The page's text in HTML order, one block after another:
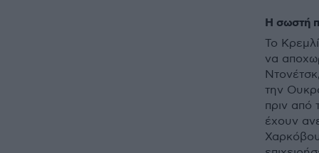
Η σωστή
Το
να
την
πριν από
έχουν